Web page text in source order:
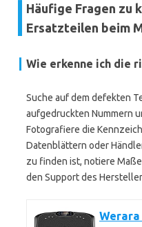
Häufige Fragen zu
Ersatzteilen beim
Wie erkenne ich die
Suche auf dem defekten
aufgedruckten Nummern
Fotografiere die
Datenblättern oder
zu finden ist, notiere
den Support des